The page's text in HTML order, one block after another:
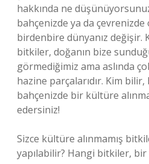
hakkında ne
bahçenizde ya da
birdenbire dünyanız değişir.
bitkiler, doğanın bize
görmediğimiz ama aslında
hazine parçalarıdır. Kim
bahçenizde bir kültüre
edersiniz!
Sizce kültüre alınmamış
yapılabilir? Hangi bitkiler,